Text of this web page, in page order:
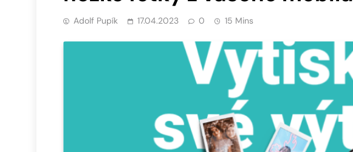
Adolf Pupík 17.04.2023 0 15 Mins